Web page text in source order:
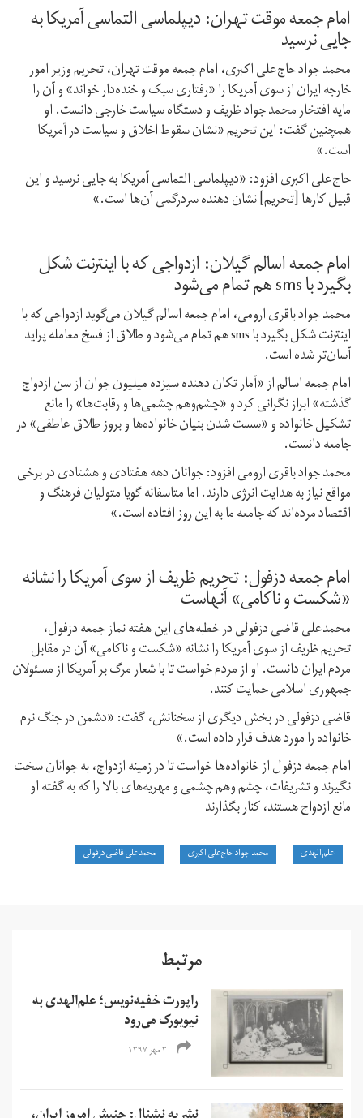
امام جمعه موقت تهران: دیپلماسی التماسی آمریکا به
جایی نرسید
محمد جواد حاج‌علی اکبری، امام جمعه موقت تهران، تحریم وزیر امور
خارجه ایران از سوی آمریکا را «رفتاری سبک و خنده‌دار خواند» و آن را
مایه افتخار محمد جواد ظریف و دستگاه سیاست خارجی دانست. او
همچنین گفت: این تحریم «نشان سقوط اخلاق و سیاست در آمریکا
است.»
حاج‌علی اکبری افزود:‌ «دیپلماسی التماسی آمریکا به جایی نرسید و این
قبیل کارها [تحریم] نشان دهنده سردرگمی آن‌ها است.»
امام جمعه اسالم گیلان: ازدواجی که با اینترنت شکل
بگیرد با sms هم تمام می‌شود
محمد جواد باقری ارومی، امام جمعه اسالم گیلان می‌گوید ازدواجی که با
اینترنت شکل بگیرد با sms هم تمام می‌شود و طلاق از فسخ معامله پراید
آسان‌تر شده است.
امام جمعه اسالم از «آمار تکان دهنده سیزده میلیون جوان از سن ازدواج
گذشته» ابراز نگرانی کرد و «چشم‌وهم چشمی‌ها و رقابت‌ها» را مانع
تشکیل خانواده و «سست شدن بنیان خانواده‌ها و بروز طلاق عاطفی» در
جامعه دانست.
محمد جواد باقری ارومی افزود: جوانان دهه هفتادی و هشتادی در برخی
مواقع نیاز به هدایت انرژی دارند. اما متاسفانه گویا متولیان فرهنگ و
اقتصاد مرده‌اند که جامعه ما به این روز افتاده است.»
امام جمعه دزفول: تحریم ظریف از سوی آمریکا را نشانه
«شکست و ناکامی» آنهاست
محمدعلی قاضی دزفولی در خطبه‌های این هفته نماز جمعه دزفول،
تحریم ظریف از سوی آمریکا را نشانه «شکست و ناکامی» آن در مقابل
مردم ایران دانست. او از مردم خواست تا با شعار مرگ بر آمریکا از مسئولان
جمهوری اسلامی حمایت کنند.
قاضی دزفولی در بخش دیگری از سخنانش، گفت: «دشمن در جنگ نرم
خانواده را مورد هدف قرار داده است.»
امام جمعه دزفول از خانواده‌ها خواست تا در زمینه ازدواج، به جوانان سخت
نگیرند و تشریفات، چشم وهم چشمی و مهریه‌های بالا را که به گفته او
مانع ازدواج هستند، کنار بگذارند
علم‌الهدی محمد جواد حاج‌علی اکبری محمدعلی قاضی دزفولی
مرتبط
راپورت خفیه‌نویس؛ علم‌الهدی به
نیویورک می‌رود
۳ مهر ۱۳۹۷